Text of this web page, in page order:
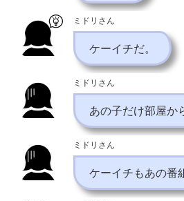
ミドリさん
ケーイチだ。
ミドリさん
あの子だけ部屋か
ミドリさん
ケーイチもあの番